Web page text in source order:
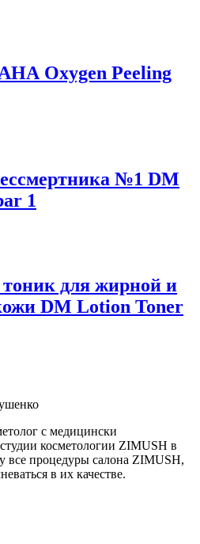
Oxygen Peeling
№1 DM
1
для жирной и
DM Lotion Toner
с медицински
косметологии ZIMUSH в
все процедуры салона ZIMUSH,
в их качестве.